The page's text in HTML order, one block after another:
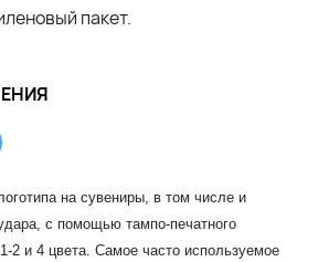
пакет.
на сувениры, в том числе и
с помощью тампо-печатного
2 и 4 цвета. Самое часто используемое